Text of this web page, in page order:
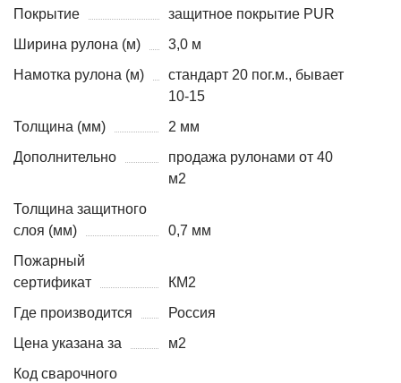
Покрытие
защитное покрытие PUR
Ширина рулона (м)
3,0 м
Намотка рулона (м)
стандарт 20 пог.м., бывает
10-15
Толщина (мм)
2 мм
Дополнительно
продажа рулонами от 40
м2
Толщина защитного
слоя (мм)
0,7 мм
Пожарный
сертификат
КМ2
Где производится
Россия
Цена указана за
м2
Код сварочного